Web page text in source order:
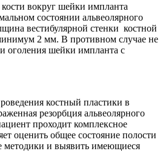
вокруг шейки импланта
состоянии альвеолярного
вестибулярной стенки костной
2 мм. В противном случае не
оголения шейки импланта с
костный пластики в
резорбция альвеолярного
проходит комплексное
оценить общее состояние полости
методики и выявить имеющиеся